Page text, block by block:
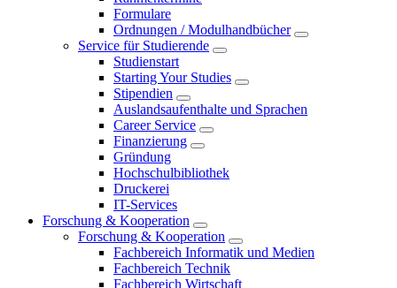
Formulare
Ordnungen / Modulhandbücher
Service für Studierende
Studienstart
Starting Your Studies
Stipendien
Auslandsaufenthalte und Sprachen
Career Service
Finanzierung
Gründung
Hochschulbibliothek
Druckerei
IT-Services
Forschung & Kooperation
Forschung & Kooperation
Fachbereich Informatik und Medien
Fachbereich Technik
Fachbereich Wirtschaft